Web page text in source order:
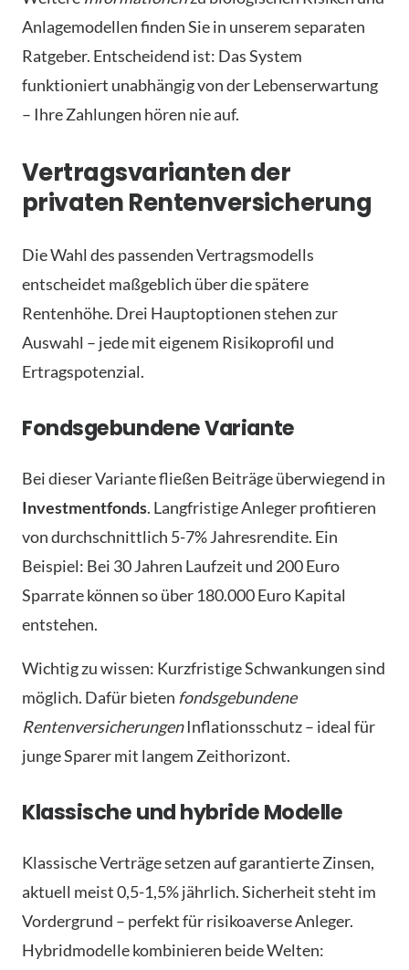
Anlagemodellen finden Sie in unserem separaten
Ratgeber. Entscheidend ist: Das System
funktioniert unabhängig von der Lebenserwartung
– Ihre Zahlungen hören nie auf.
Vertragsvarianten der
privaten Rentenversicherung
Die Wahl des passenden Vertragsmodells
entscheidet maßgeblich über die spätere
Rentenhöhe. Drei Hauptoptionen stehen zur
Auswahl – jede mit eigenem Risikoprofil und
Ertragspotenzial.
Fondsgebundene Variante
Bei dieser Variante fließen Beiträge überwiegend in
Investmentfonds. Langfristige Anleger profitieren
von durchschnittlich 5-7% Jahresrendite. Ein
Beispiel: Bei 30 Jahren Laufzeit und 200 Euro
Sparrate können so über 180.000 Euro Kapital
entstehen.
Wichtig zu wissen: Kurzfristige Schwankungen sind
möglich. Dafür bieten fondsgebundene
RentenversicherungenInflationsschutz – ideal für
junge Sparer mit langem Zeithorizont.
Klassische und hybride Modelle
Klassische Verträge setzen auf garantierte Zinsen,
aktuell meist 0,5-1,5% jährlich. Sicherheit steht im
Vordergrund – perfekt für risikoaverse Anleger.
Hybridmodelle kombinieren beide Welten: